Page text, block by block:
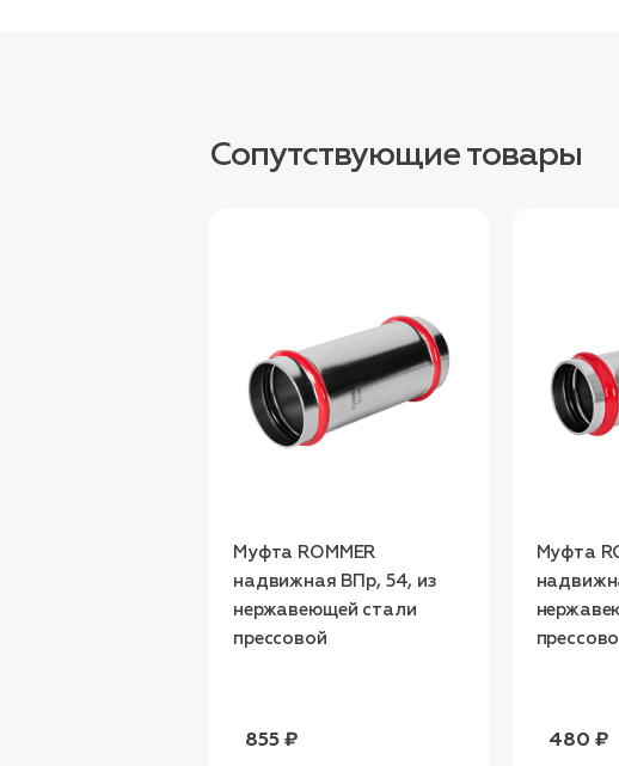
Сопутствующие товары
Муфта ROMMER
надвижная ВПр, 54, из
нержавеющей стали
прессовой
855 ₽
Муфта
480 ₽